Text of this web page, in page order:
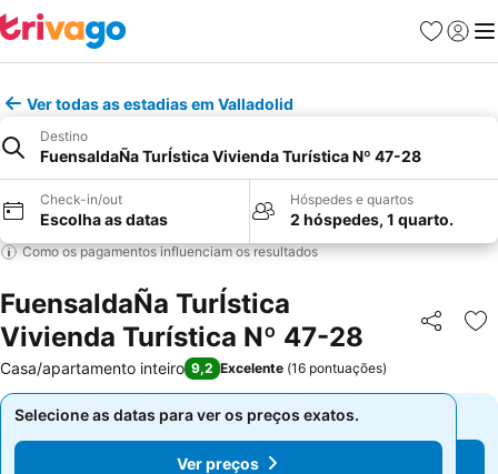
Favoritos
Iniciar
Ver todas as estadias em Valladolid
Destino
FuensaldaÑa TurÍstica Vivienda Turística Nº 47-28
Check-in/out
Escolha as datas
Hóspedes e quartos
2 hóspedes, 1 quarto.
Como os pagamentos influenciam os resultados
FuensaldaÑa TurÍstica
Vivienda Turística Nº 47-28
Partilhar
Casa/apartamento inteiro 9,2 Excelente (16 pontuações)
Selecione as datas para ver os preços exatos.
Ver preços
Selecione as datas para ver os preços exatos.
Ver preços